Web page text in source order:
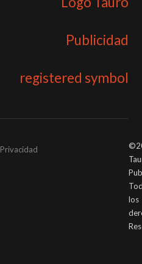
los